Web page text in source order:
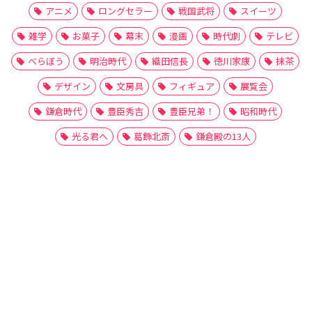
アニメ
ロングセラー 戦国武将
スイーツ
雑学
お菓子 幕末 漫画 時代劇
テレビ
べらぼう
明治時代 織田信長 徳川家康
抹茶
デザイン
文房具 フィギュア
展覧会
鎌倉時代
豊臣秀吉 豊臣兄弟！
昭和時代
光る君へ
葛飾北斎 鎌倉殿の13人